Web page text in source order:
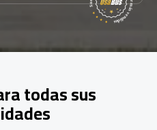
todas sus